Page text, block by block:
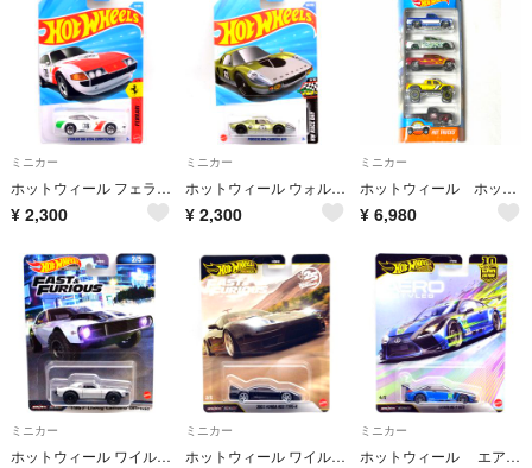
ミニカー
ホットウィール フェラーリ 365 GTB4 コンペティツィオーネ
¥ 2,300
ミニカー
ホットウィール ウォルグリーンズ・エクスクルーシブ - ポルシェ 904 カレラ GTS
¥ 2,300
ミニカー
ホットウィール ホットトラックス 5パック(2016)
¥ 6,980
ミニカー
ホットウィール ワイルド・スピード プレミアムアソートA - 1967 シェビー・カマロ・オフロード
ミニカー
ホットウィール ワイルド・スピード プレミアムアソート2026 MIX-Q - 2003 ホンダ NSX TYPE-R
ミニカー
ホットウィール エアロスタイルズ - レクサス RC F GT3